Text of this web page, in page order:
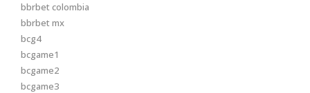
bbrbet colombia
bbrbet mx
bcg4
bcgame1
bcgame2
bcgame3